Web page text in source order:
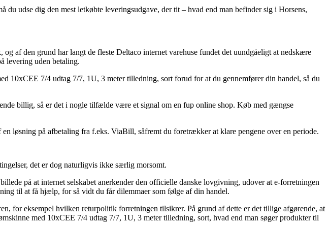
udse dig den mest letkøbte leveringsudgave, der tit – hvad end man befinder sig i Horsens,
af den grund har langt de fleste Deltaco internet varehuse fundet det uundgåeligt at nedskære
levering uden betaling.
10xCEE 7/4 udtag 7/7, 1U, 3 meter tilledning, sort forud for at du gennemfører din handel, så du
billig, så er det i nogle tilfælde være et signal om en fup online shop. Køb med gængse
løsning på afbetaling fra f.eks. ViaBill, såfremt du foretrækker at klare pengene over en periode.
det er dog naturligvis ikke særlig morsomt.
på at internet selskabet anerkender den officielle danske lovgivning, udover at e-forretningen
til at få hjælp, for så vidt du får dilemmaer som følge af din handel.
for eksempel hvilken returpolitik forretningen tilsikrer. På grund af dette er det tillige afgørende, at
med 10xCEE 7/4 udtag 7/7, 1U, 3 meter tilledning, sort, hvad end man søger produkter til